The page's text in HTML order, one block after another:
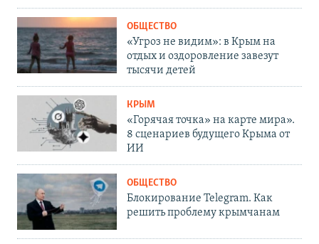
ОБЩЕСТВО
«Угроз не видим»: в Крым на
отдых и оздоровление завезут
тысячи детей
КРЫМ
«Горячая точка» на карте мира».
8 сценариев будущего Крыма от
ИИ
ОБЩЕСТВО
Блокирование Telegram. Как
решить проблему крымчанам